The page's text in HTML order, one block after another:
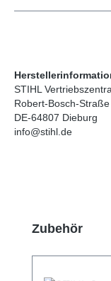
STIHL
Robert-Bosch-Straße
DE-64807 Dieburg
info@stihl.de
Produktgalerie
Zubehör